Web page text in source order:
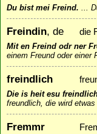
Du bist mei Freind. ...
Freindin, de die
Mit en Freind odr ner
einem Freund oder einer
freindlich
Die is heit esu
freundlich, die wird etwas
Fremmr